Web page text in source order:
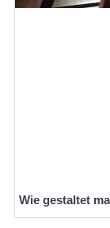
Wie gestaltet